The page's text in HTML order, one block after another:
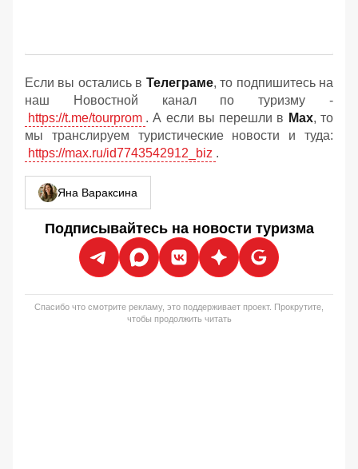
Если вы остались в Телеграме, то подпишитесь на
наш Новостной канал по туризму -
https://t.me/tourprom . А если вы перешли в Мах, то
мы транслируем туристические новости и туда:
https://max.ru/id7743542912_biz .
Яна Вараксина
Подписывайтесь на новости туризма
Спасибо что смотрите рекламу, это поддерживает проект. Прокрутите,
чтобы продолжить читать